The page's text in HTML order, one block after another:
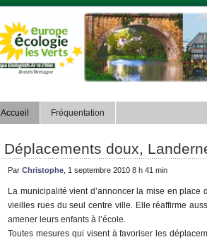
Accueil Fréquentation
Déplacements doux,
Par Christophe , 1 septembre 2010 8 h 41 min
La municipalité vient d’annoncer la mise en
vieilles rues du seul centre ville. Elle réaffirme
amener leurs enfants à l’école.
Toutes mesures qui visent à favoriser les